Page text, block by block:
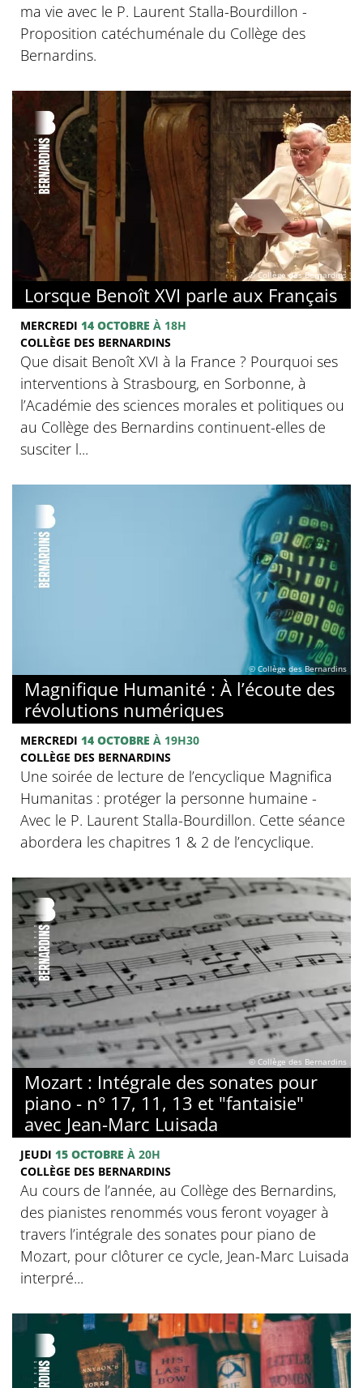
ma vie avec le P. Laurent Stalla-Bourdillon -
Proposition catéchuménale du Collège des
Bernardins.
© Collège des Bernardins
Lorsque Benoît XVI parle aux Français
MERCREDI 14 OCTOBRE À 18H
COLLÈGE DES BERNARDINS
Que disait Benoît XVI à la France ? Pourquoi ses
interventions à Strasbourg, en Sorbonne, à
l’Académie des sciences morales et politiques ou
au Collège des Bernardins continuent-elles de
susciter l...
© Collège des Bernardins
Magnifique Humanité : À l’écoute des
révolutions numériques
MERCREDI 14 OCTOBRE À 19H30
COLLÈGE DES BERNARDINS
Une soirée de lecture de l’encyclique Magnifica
Humanitas : protéger la personne humaine -
Avec le P. Laurent Stalla-Bourdillon. Cette séance
abordera les chapitres 1 & 2 de l’encyclique.
© Collège des Bernardins
Mozart : Intégrale des sonates pour
piano - n° 17, 11, 13 et "fantaisie"
avec Jean-Marc Luisada
JEUDI 15 OCTOBRE À 20H
COLLÈGE DES BERNARDINS
Au cours de l’année, au Collège des Bernardins,
des pianistes renommés vous feront voyager à
travers l’intégrale des sonates pour piano de
Mozart, pour clôturer ce cycle, Jean-Marc Luisada
interpré...